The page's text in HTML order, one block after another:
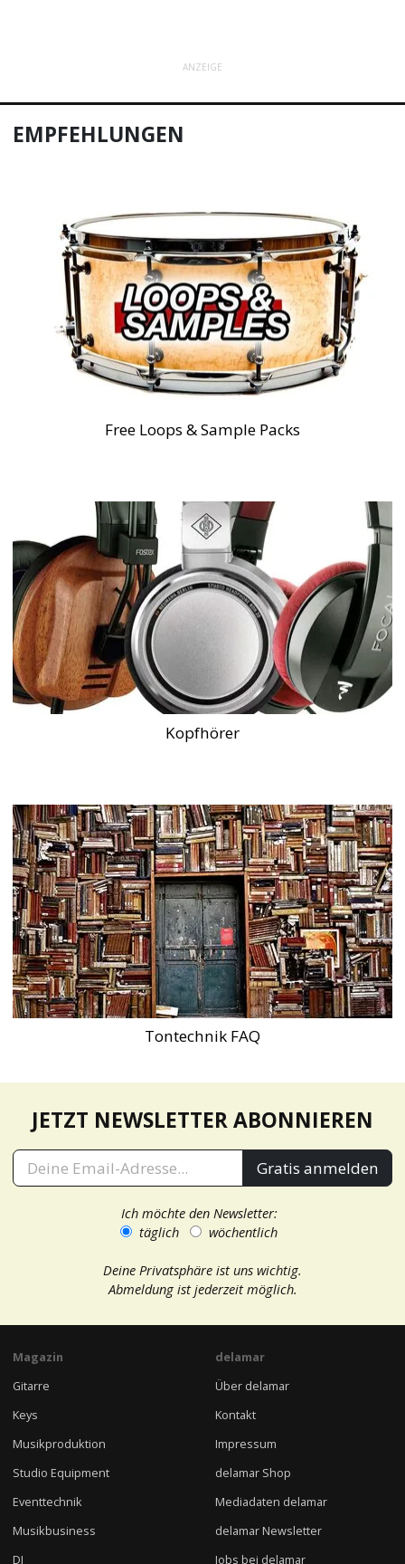
ANZEIGE
EMPFEHLUNGEN
Free Loops & Sample Packs
Kopfhörer
Tontechnik FAQ
JETZT NEWSLETTER ABONNIEREN
Gratis anmelden
Ich möchte den Newsletter:
täglich
wöchentlich
Deine Privatsphäre ist uns wichtig.
Abmeldung ist jederzeit möglich.
Magazin
Gitarre
Keys
Musikproduktion
Studio Equipment
Eventtechnik
Musikbusiness
DJ
delamar
Über delamar
Kontakt
Impressum
delamar Shop
Mediadaten delamar
delamar Newsletter
Jobs bei delamar